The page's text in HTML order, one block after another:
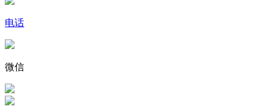
电话
微信